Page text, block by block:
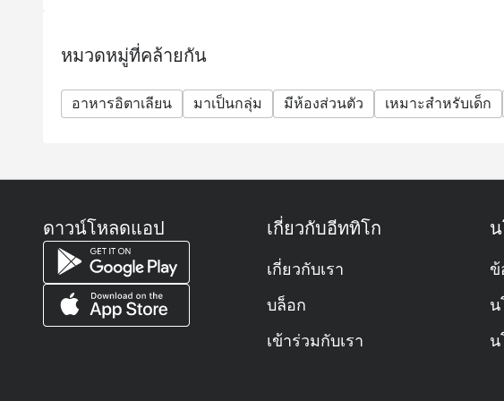
หมวดหมู่ที่คล้ายกัน
อาหารอิตาเลียน มาเป็นกลุ่ม มีห้องส่วนตัว เหมาะสำหรับเด็ก
ดาวน์โหลดแอป เกี่ยวกับอีททิโก
เกี่ยวกับเรา
บล็อก
เข้าร่วมกับเรา
ข้
น
น